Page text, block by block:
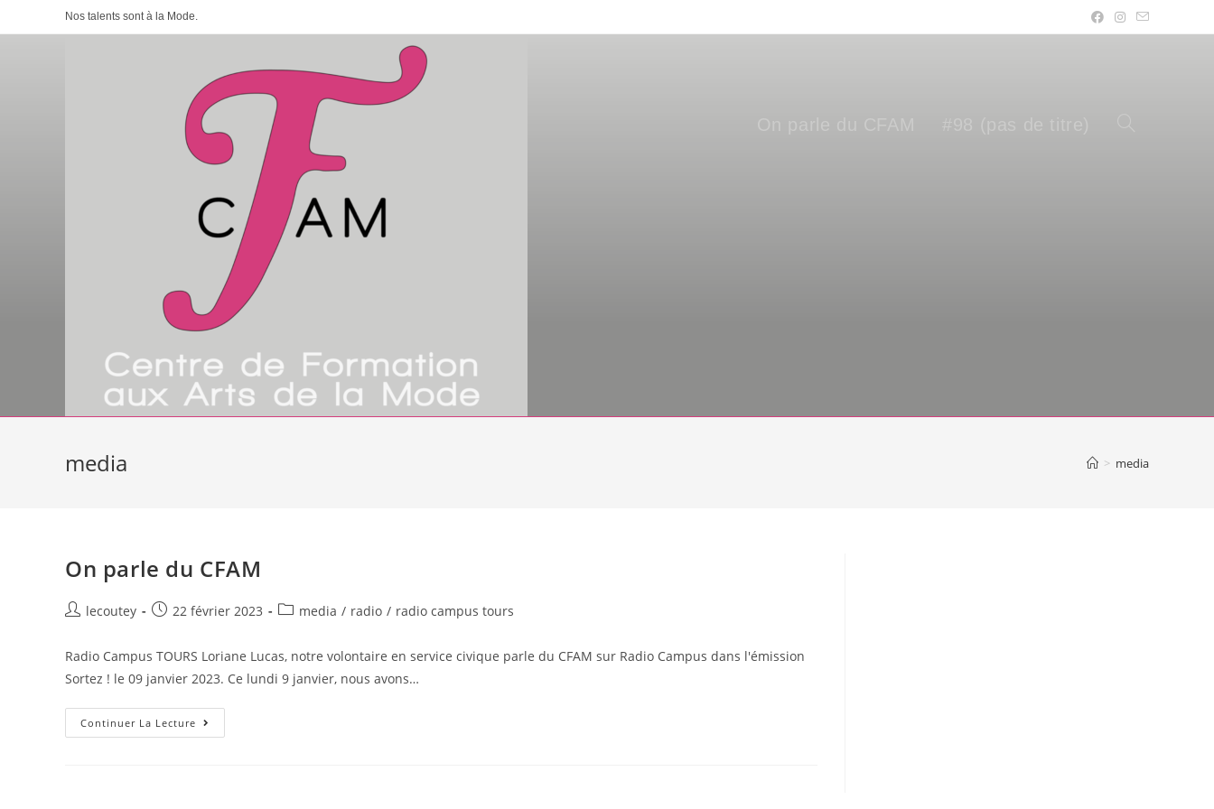
to
Nos talents sont à la Mode.
media > media
On parle du CFAM
Auteur/autrice
la
publication :
lecoutey
Post22 février 2023
Postmedia / radio / radio campus tours
Radio Campus TOURS Loriane Lucas, notre volontaire en service civique parle du CFAM sur Radio Campus dans l'émission
Sortez ! le 09 janvier 2023. Ce lundi 9 janvier, nous avons…
Continuer La Lecture On
Parle